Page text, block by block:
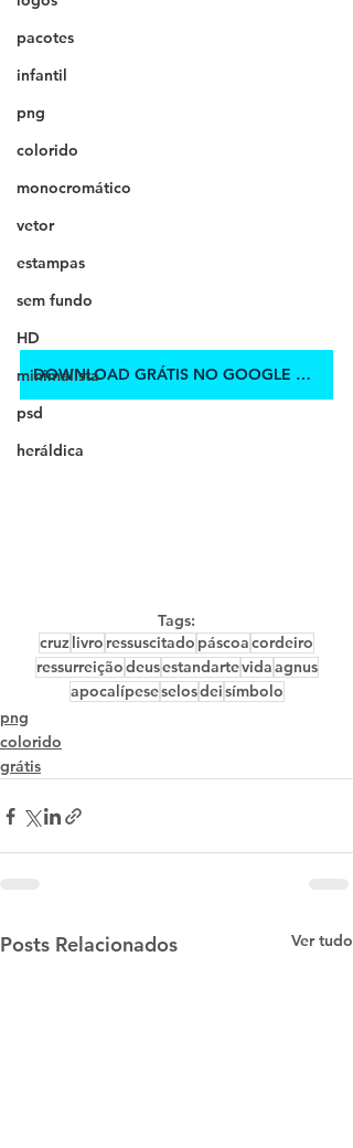
pacotes
infantil
png
colorido
monocromático
vetor
estampas
sem fundo
HD
minimalista
psd
heráldica
DOWNLOAD GRÁTIS NO GOOGLE DRIVE
Tags:
cruzlivro ressuscitado páscoacordeiro
ressurreiçãodeusestandartevidaagnus
apocalípeseselosdeisímbolo
png
colorido
grátis
Posts Relacionados Ver tudo